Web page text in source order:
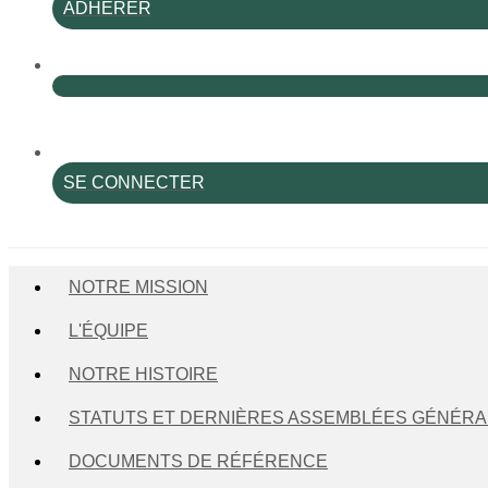
ADHÉRER
SE CONNECTER
NOTRE MISSION
L'ÉQUIPE
NOTRE HISTOIRE
STATUTS ET DERNIÈRES ASSEMBLÉES
DOCUMENTS DE RÉFÉRENCE